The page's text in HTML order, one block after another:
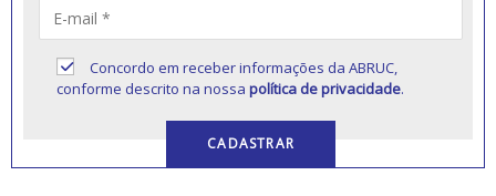
Concordo em receber informações da ABRUC,
conforme descrito na nossapolítica de privacidade.